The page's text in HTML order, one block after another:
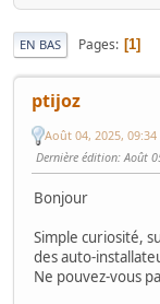
EN BAS Pages 1
ptijoz
Août 04, 2025, 09:34
Dernière édition: Août
Bonjour
Simple curiosité,
des auto-
Ne pouvez-vous